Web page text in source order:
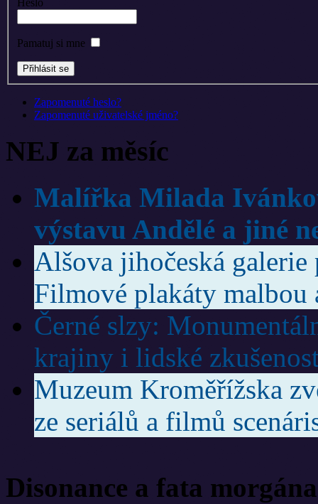
Pamatuj si mne
Zapomenuté heslo?
Zapomenuté uživatelské jméno?
NEJ za měsíc
Malířka Milada
výstavu Andělé a jiné
Alšova jihočeská
Filmové plakáty malbou
Černé slzy:
krajiny i lidské
Muzeum Kroměřížska
ze seriálů a filmů
Disonance a fata morgána